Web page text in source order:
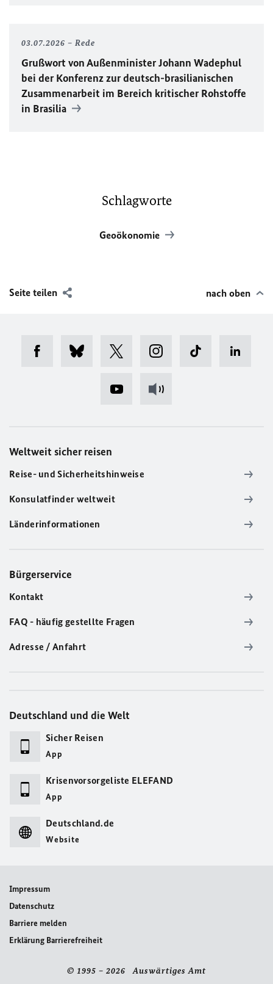
03.07.2026 Rede
Grußwort von Außenminister Johann Wadephul
bei der Konferenz zur deutsch-brasilianischen
Zusammenarbeit im Bereich kritischer Rohstoffe
in Brasilia
Schlagworte
Geoökonomie
Seite teilen nach oben
Weltweit sicher reisen
Reise- und Sicherheitshinweise
Konsulatfinder weltweit
Länderinformationen
Bürgerservice
Kontakt
FAQ - häufig gestellte Fragen
Adresse / Anfahrt
Deutschland und die Welt
Sicher Reisen
App
Krisenvorsorgeliste ELEFAND
App
Deutschland.de
Website
Impressum
Datenschutz
Barriere melden
Erklärung Barrierefreiheit
© 1995 – 2026 Auswärtiges Amt